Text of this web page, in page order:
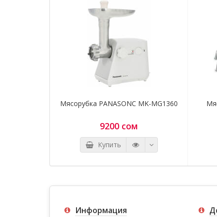
Мясорубка PANASONC MK-MG1360
9200 сом
Купить
Информация